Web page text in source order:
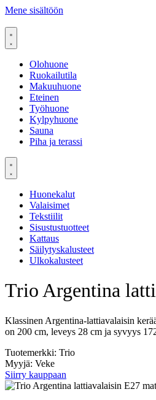
Mene sisältöön
Olohuone
Ruokailutila
Makuuhuone
Eteinen
Työhuone
Kylpyhuone
Sauna
Piha ja terassi
Huonekalut
Valaisimet
Tekstiilit
Sisustustuotteet
Kattaus
Säilytyskalusteet
Ulkokalusteet
Trio Argentina
Klassinen Argentina-lattiavalaisin
on 200 cm, leveys 28 cm ja syvyys
Tuotemerkki: Trio
Myyjä: Veke
Siirry kauppaan